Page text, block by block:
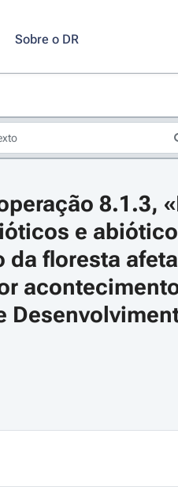
Sobre o DR
do calendário; Use cmd ou
8.1.3,
e
floresta